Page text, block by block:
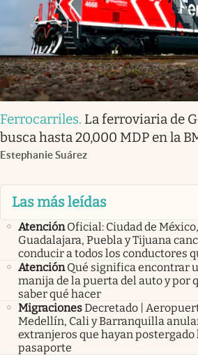
Ferrocarriles. La ferroviaria de
busca hasta 20,000 MDP en la
Estephanie Suárez
Las más leídas
Atención Oficial: Ciudad de
Guadalajara, Puebla y Tijuana
conducir a todos los conductores
Atención Qué significa encontrar
manija de la puerta del auto y por
saber qué hacer
MigracionesDecretado |
Medellín, Cali y Barranquilla
extranjeros que hayan postergado
pasaporte